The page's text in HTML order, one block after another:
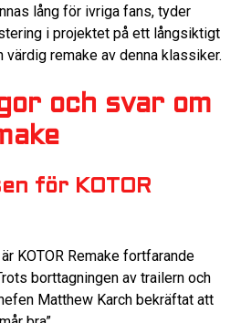
lång för ivriga fans, tyder
i projektet på ett långsiktigt
värdig remake av denna klassiker.
och svar om
för KOTOR
KOTOR Remake fortfarande
borttagningen av trailern och
Matthew Karch bekräftat att